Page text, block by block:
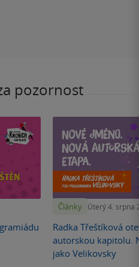
pozornost
Články Úterý 4. srpna
Radka Třeštíková
autorskou kapitolu.
jako Velikovsky